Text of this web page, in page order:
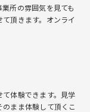
所の雰囲気を⾒ても
頂きます。オンライ
て体験できます。⾒学
まま体験して頂くこ